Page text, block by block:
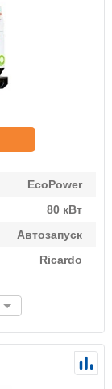
EcoPower
80 кВт
Автозапуск
Ricardo